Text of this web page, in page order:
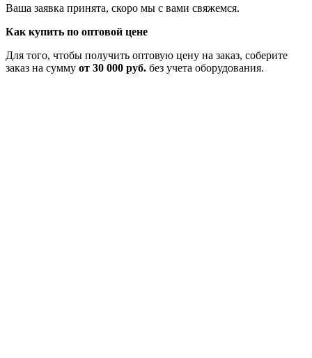
Ваша заявка принята, скоро мы с вами свяжемся.
Как купить по оптовой цене
Для того, чтобы получить оптовую цену на заказ, соберите
заказ на сумму от 30 000 руб. без учета оборудования.